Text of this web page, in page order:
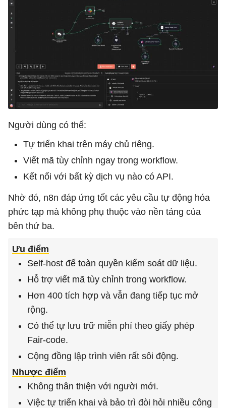
Người dùng có thể:
Tự triển khai trên máy chủ riêng.
Viết mã tùy chỉnh ngay trong workflow.
Kết nối với bất kỳ dịch vụ nào có API.
Nhờ đó, n8n đáp ứng tốt các yêu cầu tự động hóa
phức tạp mà không phụ thuộc vào nền tảng của
bên thứ ba.
Ưu điểm
Self-host để toàn quyền kiểm soát dữ liệu.
Hỗ trợ viết mã tùy chỉnh trong workflow.
Hơn 400 tích hợp và vẫn đang tiếp tục mở
rộng.
Có thể tự lưu trữ miễn phí theo giấy phép
Fair-code.
Cộng đồng lập trình viên rất sôi động.
Nhược điểm
Không thân thiện với người mới.
Việc tự triển khai và bảo trì đòi hỏi nhiều công